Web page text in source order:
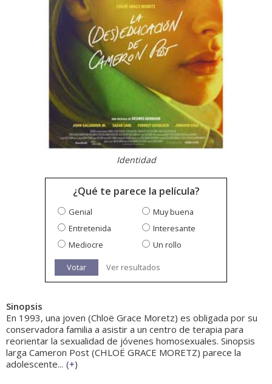
Identidad
¿Qué te parece la película?
Genial
Muy buena
Entretenida
Interesante
Mediocre
Un rollo
Votar Ver resultados
Sinopsis
En 1993, una joven (Chloë Grace Moretz) es obligada por su
conservadora familia a asistir a un centro de terapia para
reorientar la sexualidad de jóvenes homosexuales. Sinopsis
larga Cameron Post (CHLOË GRACE MORETZ) parece la
adolescente... (+)